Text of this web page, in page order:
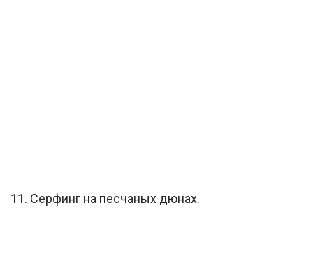
11. Серфинг на песчаных дюнах.